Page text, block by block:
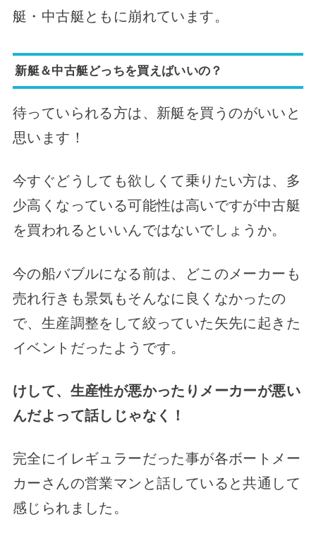
艇・中古艇ともに崩れています。
新艇＆中古艇どっちを買えばいいの？
待っていられる方は、 新艇を買うのがいいと
思います！
今すぐどうしても欲しくて乗りたい方は、多
少高くなっている可能性は高いですが中古艇
を買われるといいんではないでしょうか。
今の船バブルになる前は、どこのメーカーも
売れ行きも景気もそんなに良くなかったの
で、生産調整をして絞っていた矢先に起きた
イベントだったようです。
けして、生産性が悪かったりメーカーが悪い
んだよって話しじゃなく！
完全にイレギュラーだった事が各ボートメー
カーさんの営業マンと話していると共通して
感じられました。